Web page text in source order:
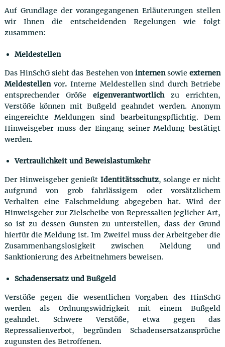
Auf Grundlage der vorangegangenen Erläuterungen stellen
wir Ihnen die entscheidenden Regelungen wie folgt
zusammen:
Meldestellen
Das HinSchG sieht das Bestehen von internensowie externen
Meldestellenvor. Interne Meldestellen sind durch Betriebe
entsprechender Größe eigenverantwortlichzu errichten,
Verstöße können mit Bußgeld geahndet werden. Anonym
eingereichte Meldungen sind bearbeitungspflichtig. Dem
Hinweisgeber muss der Eingang seiner Meldung bestätigt
werden.
Vertraulichkeit und Beweislastumkehr
Der Hinweisgeber genießtIdentitätsschutz, solange er nicht
aufgrund von grob fahrlässigem oder vorsätzlichem
Verhalten eine Falschmeldung abgegeben hat. Wird der
Hinweisgeber zur Zielscheibe von Repressalien jeglicher Art,
so ist zu dessen Gunsten zu unterstellen, dass der Grund
hierfür die Meldung ist. Im Zweifel muss der Arbeitgeber die
Zusammenhangslosigkeit zwischen Meldung und
Sanktionierung des Arbeitnehmers beweisen.
Schadensersatz und Bußgeld
Verstöße gegen die wesentlichen Vorgaben des HinSchG
werden als Ordnungswidrigkeit mit einem Bußgeld
geahndet. Schwere Verstöße, etwa gegen das
Repressalienverbot, begründen Schadensersatzansprüche
zugunsten des Betroffenen.